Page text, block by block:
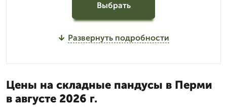
Выбрать
Развернуть подробности
Цены на складные пандусы в Перми
в августе 2026 г.